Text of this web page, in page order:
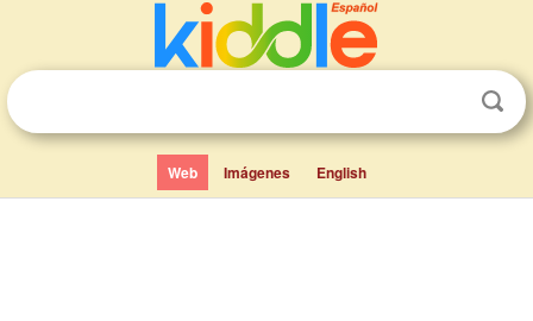
Web Imágenes English